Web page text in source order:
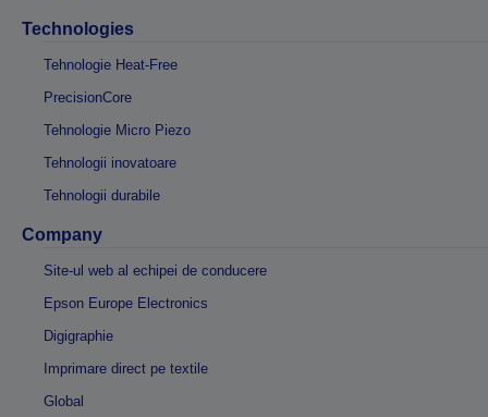
Technologies
Tehnologie Heat-Free
PrecisionCore
Tehnologie Micro Piezo
Tehnologii inovatoare
Tehnologii durabile
Company
Site-ul web al echipei de conducere
Epson Europe Electronics
Digigraphie
Imprimare direct pe textile
Global